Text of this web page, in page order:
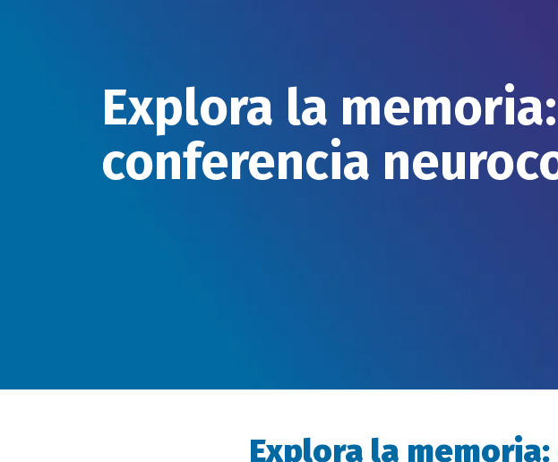
Explora la memoria:
conferencia
Explora la